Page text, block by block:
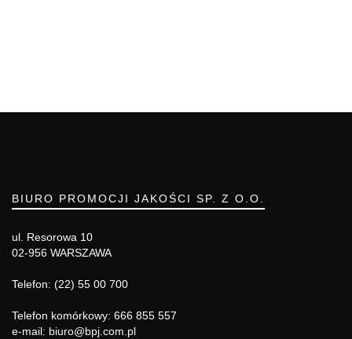
BIURO PROMOCJI JAKOŚCI SP. Z O.O.
ul. Resorowa 10
02-956 WARSZAWA
Telefon: (22) 55 00 700
Telefon komórkowy: 666 855 557
e-mail: biuro@bpj.com.pl